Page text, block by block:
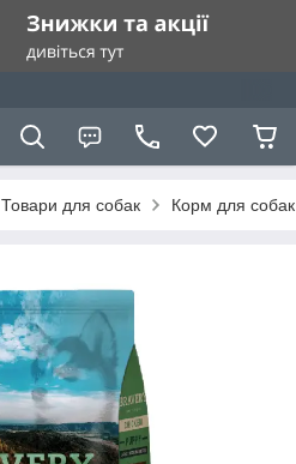
Товари для собак Корм для собак